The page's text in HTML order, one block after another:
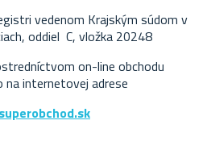
vedenom Krajským súdom v
oddiel C, vložka 20248
on-line obchodu
na internetovej adrese